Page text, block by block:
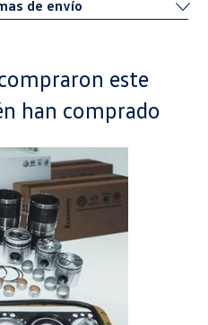
de envío
este
han comprado